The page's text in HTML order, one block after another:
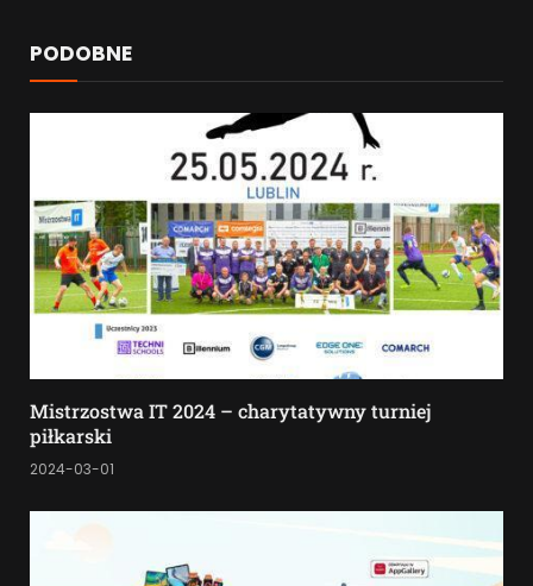
PODOBNE
Mistrzostwa IT 2024 – charytatywny turniej
piłkarski
2024-03-01